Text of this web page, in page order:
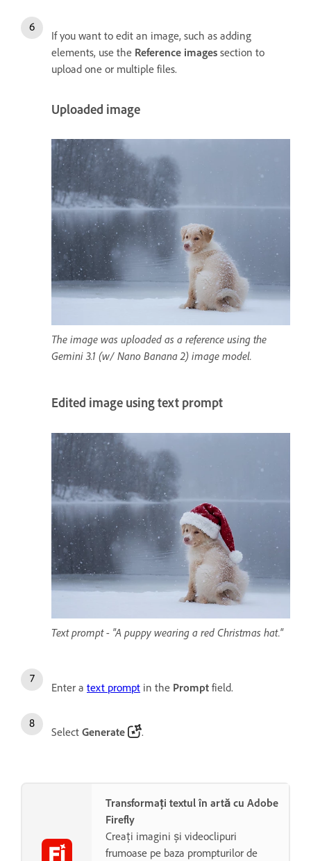
If you want to edit an image, such as adding
elements, use the Reference images section to
upload one or multiple files.
Uploaded image
The image was uploaded as a reference using the
Gemini 3.1 (w/ Nano Banana 2) image model.
Edited image using text prompt
Text prompt - "A puppy wearing a red Christmas hat."
Enter a text prompt in the Prompt field.
Select Generate .
Transformați textul în artă cu Adobe
Firefly
Creați imagini și videoclipuri
frumoase pe baza prompturilor de